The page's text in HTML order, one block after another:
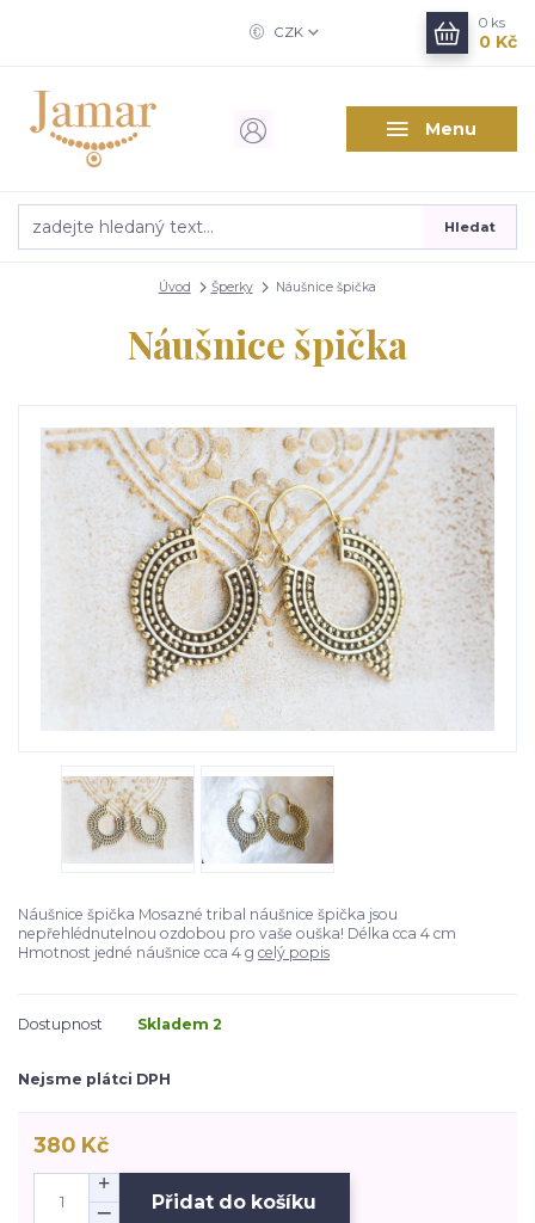
Menu
CZK
Hledat
0 ks
0 Kč
Úvod Šperky Náušnice špička
Náušnice špička
Náušnice špička Mosazné tribal náušnice špička jsou
nepřehlédnutelnou ozdobou pro vaše ouška! Délka cca 4 cm
Hmotnost jedné náušnice cca 4 g celý popis
Dostupnost Skladem 2
Nejsme plátci DPH
380 Kč
Přidat do košíku